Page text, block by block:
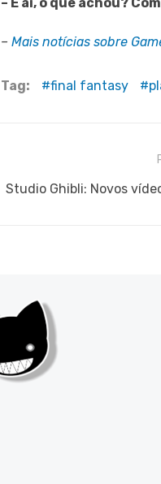
– Mais notícias sobre
Tag: final fantasy
Previous
Studio Ghibli: Novos